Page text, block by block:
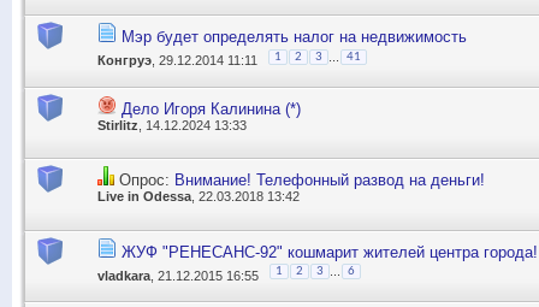
Мэр будет определять налог на недвижимость
Конгруэ , 29.12.2014 11:11 1 2 3 41
Дело Игоря Калинина (*)
Stirlitz , 14.12.2024 13:33
Опрос: Внимание! Телефонный развод на деньги!
Live in Odessa , 22.03.2018 13:42
ЖУФ "РЕНЕСАНС-92" кошмарит жителей центра города!
vladkara , 21.12.2015 16:55 1 2 3 6